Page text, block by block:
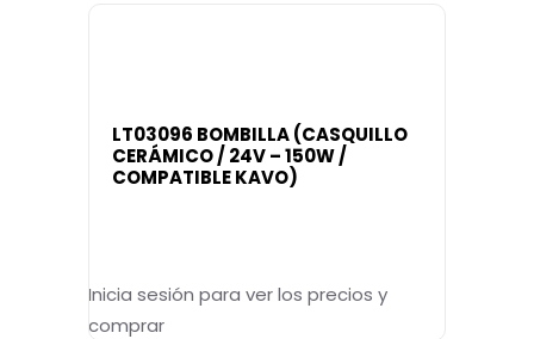
LT03096 BOMBILLA (CASQUILLO
CERÁMICO / 24V – 150W /
COMPATIBLE KAVO)
Inicia sesión para ver los precios y
comprar